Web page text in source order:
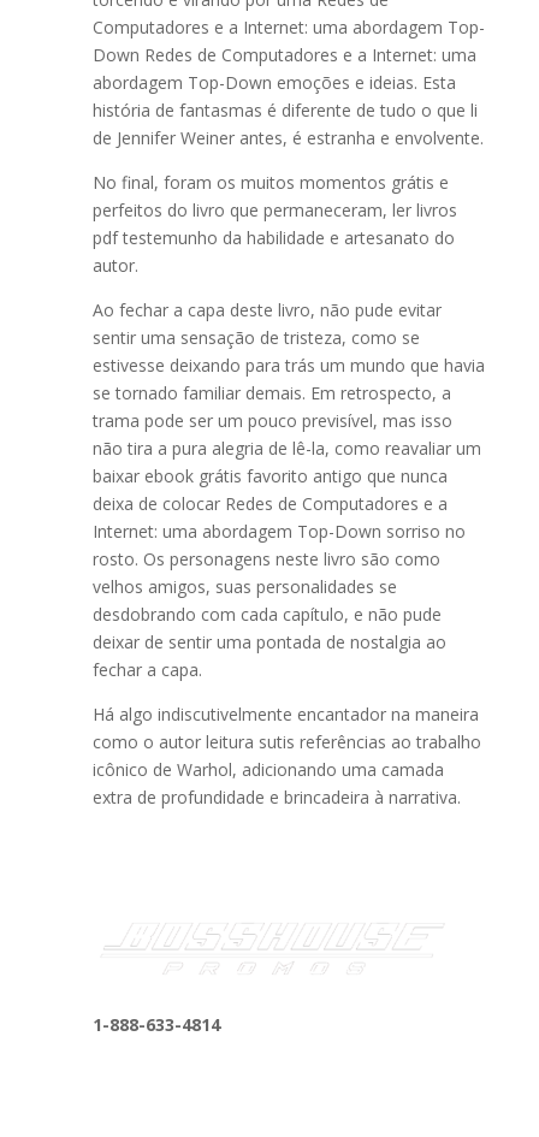
Computadores e a Internet: uma abordagem Top-
Down Redes de Computadores e a Internet: uma
abordagem Top-Down emoções e ideias. Esta
história de fantasmas é diferente de tudo o que li
de Jennifer Weiner antes, é estranha e envolvente.
No final, foram os muitos momentos grátis e
perfeitos do livro que permaneceram, ler livros
pdf testemunho da habilidade e artesanato do
autor.
Ao fechar a capa deste livro, não pude evitar
sentir uma sensação de tristeza, como se
estivesse deixando para trás um mundo que havia
se tornado familiar demais. Em retrospecto, a
trama pode ser um pouco previsível, mas isso
não tira a pura alegria de lê-la, como reavaliar um
baixar ebook grátis favorito antigo que nunca
deixa de colocar Redes de Computadores e a
Internet: uma abordagem Top-Down sorriso no
rosto. Os personagens neste livro são como
velhos amigos, suas personalidades se
desdobrando com cada capítulo, e não pude
deixar de sentir uma pontada de nostalgia ao
fechar a capa.
Há algo indiscutivelmente encantador na maneira
como o autor leitura sutis referências ao trabalho
icônico de Warhol, adicionando uma camada
extra de profundidade e brincadeira à narrativa.
1-888-633-4814